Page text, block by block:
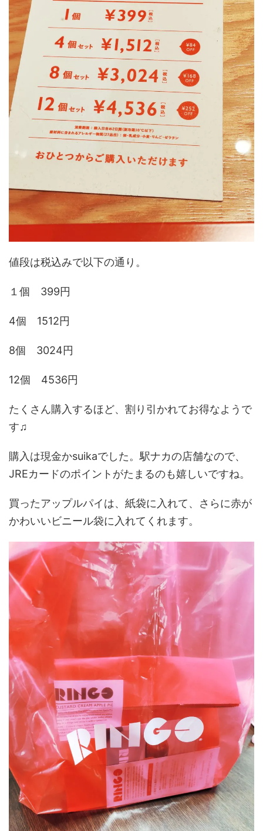
値段は税込みで以下の通り。
１個 399円
4個 1512円
8個 3024円
12個 4536円
たくさん購入するほど、割り引かれてお得なようで
す♫
購入は現金かsuikaでした。駅ナカの店舗なので、
JREカードのポイントがたまるのも嬉しいですね。
買ったアップルパイは、紙袋に入れて、さらに赤が
かわいいビニール袋に入れてくれます。